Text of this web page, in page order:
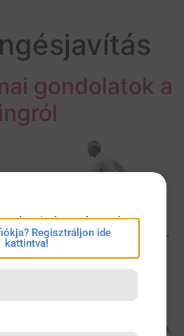
gondolatok a
– magyarul skandináv
jelentése „botos
a futás és a sífutás
rendkívül egyszerű, de
képest a botok használata,
bejelentkezés
Regisztráljon ide
kattintva!